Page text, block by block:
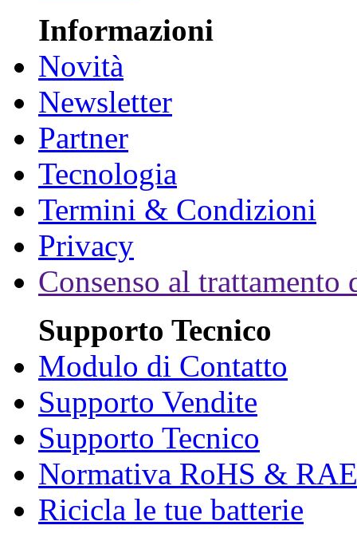
Informazioni
Novità
Newsletter
Partner
Tecnologia
Termini & Condizioni
Privacy
Consenso al trattamento
Supporto Tecnico
Modulo di Contatto
Supporto Vendite
Supporto Tecnico
Normativa RoHS &
Ricicla le tue batterie